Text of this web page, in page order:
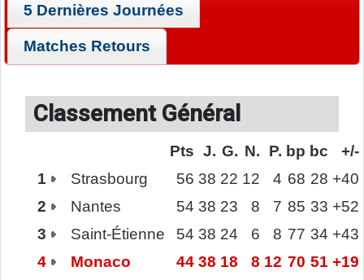
5 Dernières Journées
Matches Retours
Classement Général
Pts J. G. N. P. bp bc
+/-
1
Strasbourg 56 38 22 12 4 68 28 +40
2
Nantes 54 38 23 8 7 85 33 +52
3
Saint-Étienne 54 38 24 6 8 77 34 +43
4
Monaco 44 38 18 8 12 70 51 +19